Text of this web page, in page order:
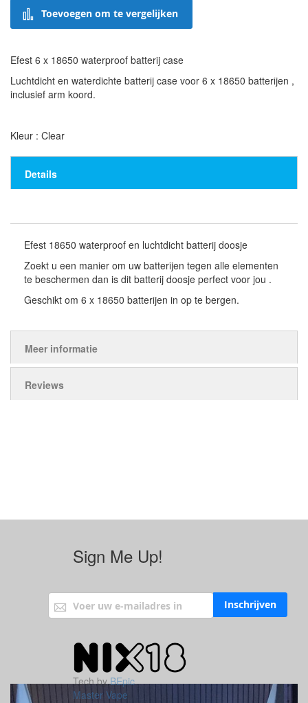
Toevoegen om te vergelijken
Efest 6 x 18650 waterproof batterij case
Luchtdicht en waterdichte batterij case voor 6 x 18650 batterijen ,
inclusief arm koord.
Kleur : Clear
Details
Efest 18650 waterproof en luchtdicht batterij doosje
Zoekt u een manier om uw batterijen tegen alle elementen
te beschermen dan is dit batterij doosje perfect voor jou .
Geschikt om 6 x 18650 batterijen in op te bergen.
Meer informatie
Reviews
Abonneer u op onze nieuwsbrief
Inschrijven
Sign Me Up!
Tech byBEpic
Master Vape